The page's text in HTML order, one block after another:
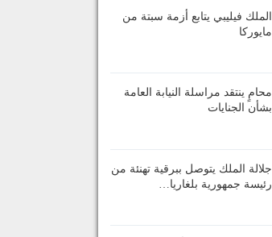
الملك فيليبي يتابع أزمة سبتة من
مايوركا
محامٍ ينتقد مراسلة النيابة العامة
بشأن الجنايات
جلالة الملك يتوصل ببرقية تهنئة من
رئيسة جمهورية بلغاريا…